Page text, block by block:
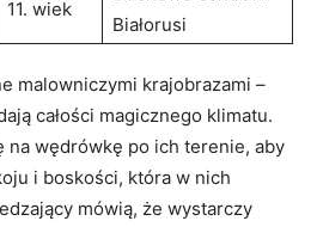
11.‌ wiek
Białorusi
malowniczymi krajobrazami –
całości magicznego klimatu.
‌na wędrówkę po ich terenie, aby
i​ boskości, która w ​nich
mówią, że wystarczy